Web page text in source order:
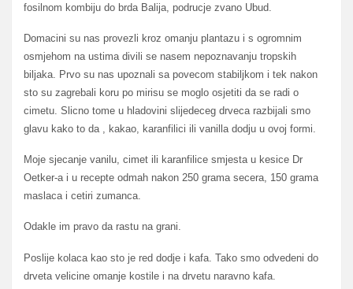
fosilnom kombiju do brda Balija, podrucje zvano Ubud.
Domacini su nas provezli kroz omanju plantazu i s ogromnim
osmjehom na ustima divili se nasem nepoznavanju tropskih
biljaka. Prvo su nas upoznali sa povecom stabiljkom i tek nakon
sto su zagrebali koru po mirisu se moglo osjetiti da se radi o
cimetu. Slicno tome u hladovini slijedeceg drveca razbijali smo
glavu kako to da , kakao, karanfilici ili vanilla dodju u ovoj formi.
Moje sjecanje vanilu, cimet ili karanfilice smjesta u kesice Dr
Oetker-a i u recepte odmah nakon 250 grama secera, 150 grama
maslaca i cetiri zumanca.
Odakle im pravo da rastu na grani.
Poslije kolaca kao sto je red dodje i kafa. Tako smo odvedeni do
drveta velicine omanje kostile i na drvetu naravno kafa.